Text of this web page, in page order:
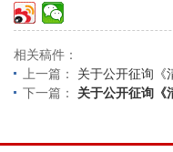
相关稿件：
上一篇： 关于公开征询《
下一篇： 关于公开征询《